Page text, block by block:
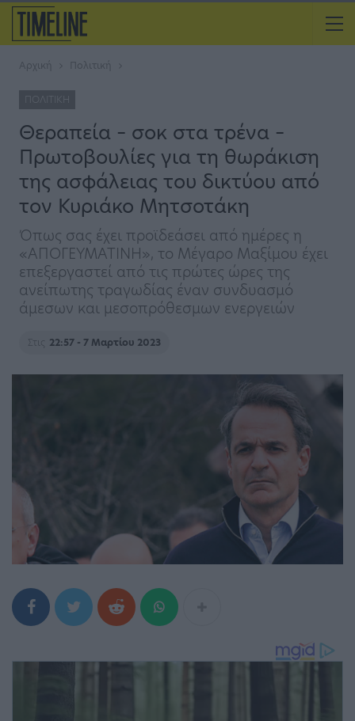
Αρχική Πολιτική
ΠΟΛΙΤΙΚΉ
Θεραπεία – σοκ στα τρένα –
Πρωτοβουλίες για τη θωράκιση
της ασφάλειας του δικτύου από
τον Κυριάκο Μητσοτάκη
Όπως σας έχει προϊδεάσει από ημέρες η
«ΑΠΟΓΕΥΜΑΤΙΝΗ», το Μέγαρο Μαξίμου έχει
επεξεργαστεί από τις πρώτες ώρες της
ανείπωτης τραγωδίας έναν συνδυασμό
άμεσων και μεσοπρόθεσμων ενεργειών
Στις 22:57 - 7 Μαρτίου 2023